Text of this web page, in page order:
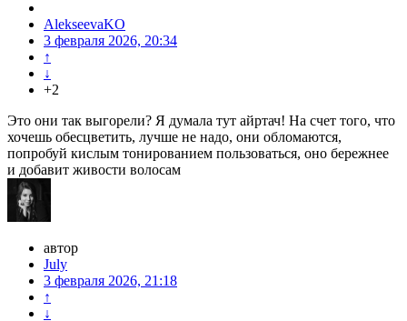
AlekseevaKO
3 февраля 2026, 20:34
↑
↓
+2
Это они так выгорели? Я думала тут айртач! На счет того, что
хочешь обесцветить, лучше не надо, они обломаются,
попробуй кислым тонированием пользоваться, оно бережнее
и добавит живости волосам
автор
July
3 февраля 2026, 21:18
↑
↓